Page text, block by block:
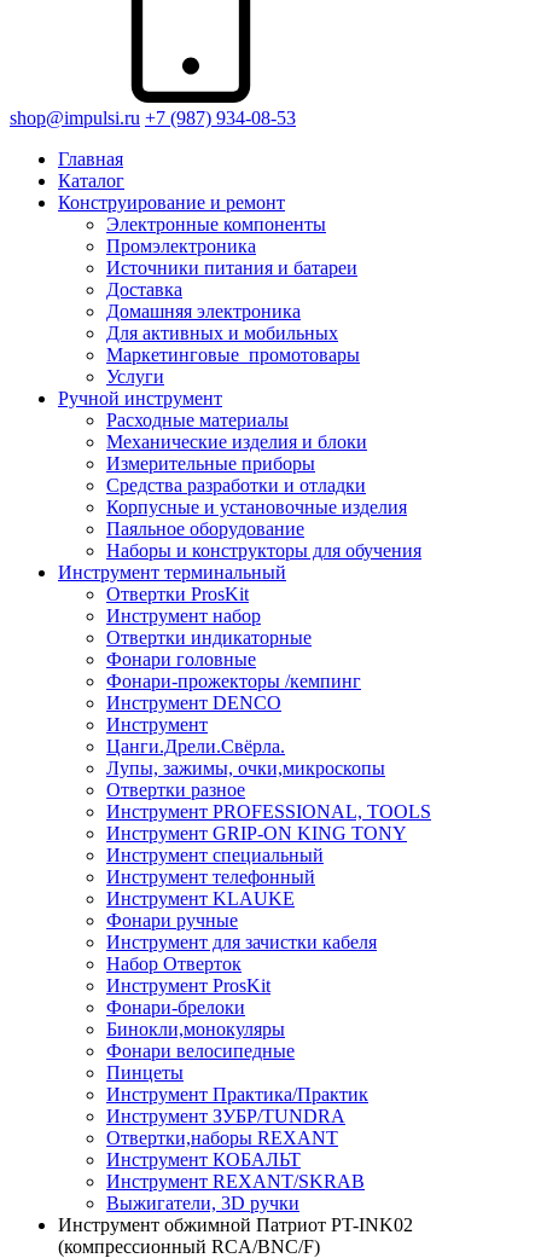
shop@impulsi.ru +7 (987) 934-08-53
Главная
Каталог
Конструирование и ремонт
Электронные компоненты
Промэлектроника
Источники питания и батареи
Доставка
Домашняя электроника
Для активных и мобильных
Маркетинговые_промотовары
Услуги
Ручной инструмент
Расходные материалы
Механические изделия и блоки
Измерительные приборы
Средства разработки и отладки
Корпусные и установочные изделия
Паяльное оборудование
Наборы и конструкторы для обучения
Инструмент терминальный
Отвертки ProsKit
Инструмент набор
Отвертки индикаторные
Фонари головные
Фонари-прожекторы /кемпинг
Инструмент DENCO
Инструмент
Цанги.Дрели.Свёрла.
Лупы, зажимы, очки,микроскопы
Отвертки разное
Инструмент PROFESSIONAL, TOOLS
Инструмент GRIP-ON KING TONY
Инструмент специальный
Инструмент телефонный
Инструмент KLAUKE
Фонари ручные
Инструмент для зачистки кабеля
Набор Отверток
Инструмент ProsKit
Фонари-брелоки
Бинокли,монокуляры
Фонари велосипедные
Пинцеты
Инструмент Практика/Практик
Инструмент ЗУБР/TUNDRA
Отвертки,наборы REXANT
Инструмент КОБАЛЬТ
Инструмент REXANT/SKRAB
Выжигатели, 3D ручки
Инструмент обжимной Патриот PT-INK02
(компрессионный RCA/BNC/F)